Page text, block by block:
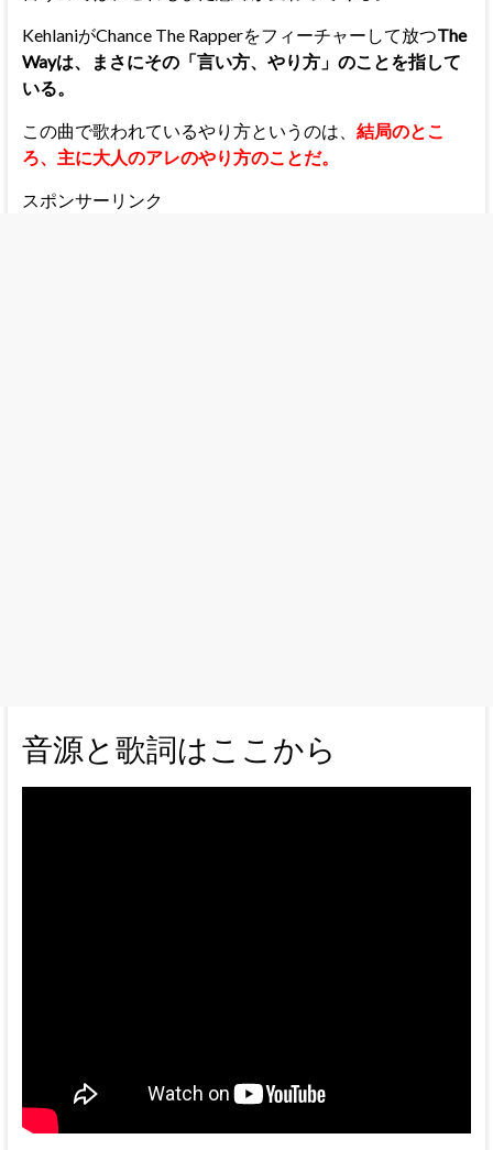
KehlaniがChance The Rapperをフィーチャーして放つThe
Wayは、まさにその「言い方、やり方」のことを指して
いる。
この曲で歌われているやり方というのは、 結局のとこ
ろ、主に大人のアレのやり方のことだ。
スポンサーリンク
音源と歌詞はここから